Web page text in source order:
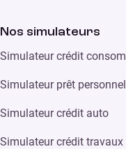
Nos simulateurs
Simulateur crédit
Simulateur prêt personnel
Simulateur crédit auto
Simulateur crédit travaux